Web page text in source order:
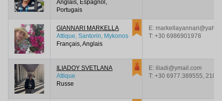
Anglais, Espagnol,
Portugais
GIANNARI MARKELLA
Attique, Santorin, Mykonos
Français, Anglais
E:
T: +30 6986901978
ILIADOY SVETLANA
Attique
Russe
E: iliadi@ymail.com
T: +30 6977.389555, 210-